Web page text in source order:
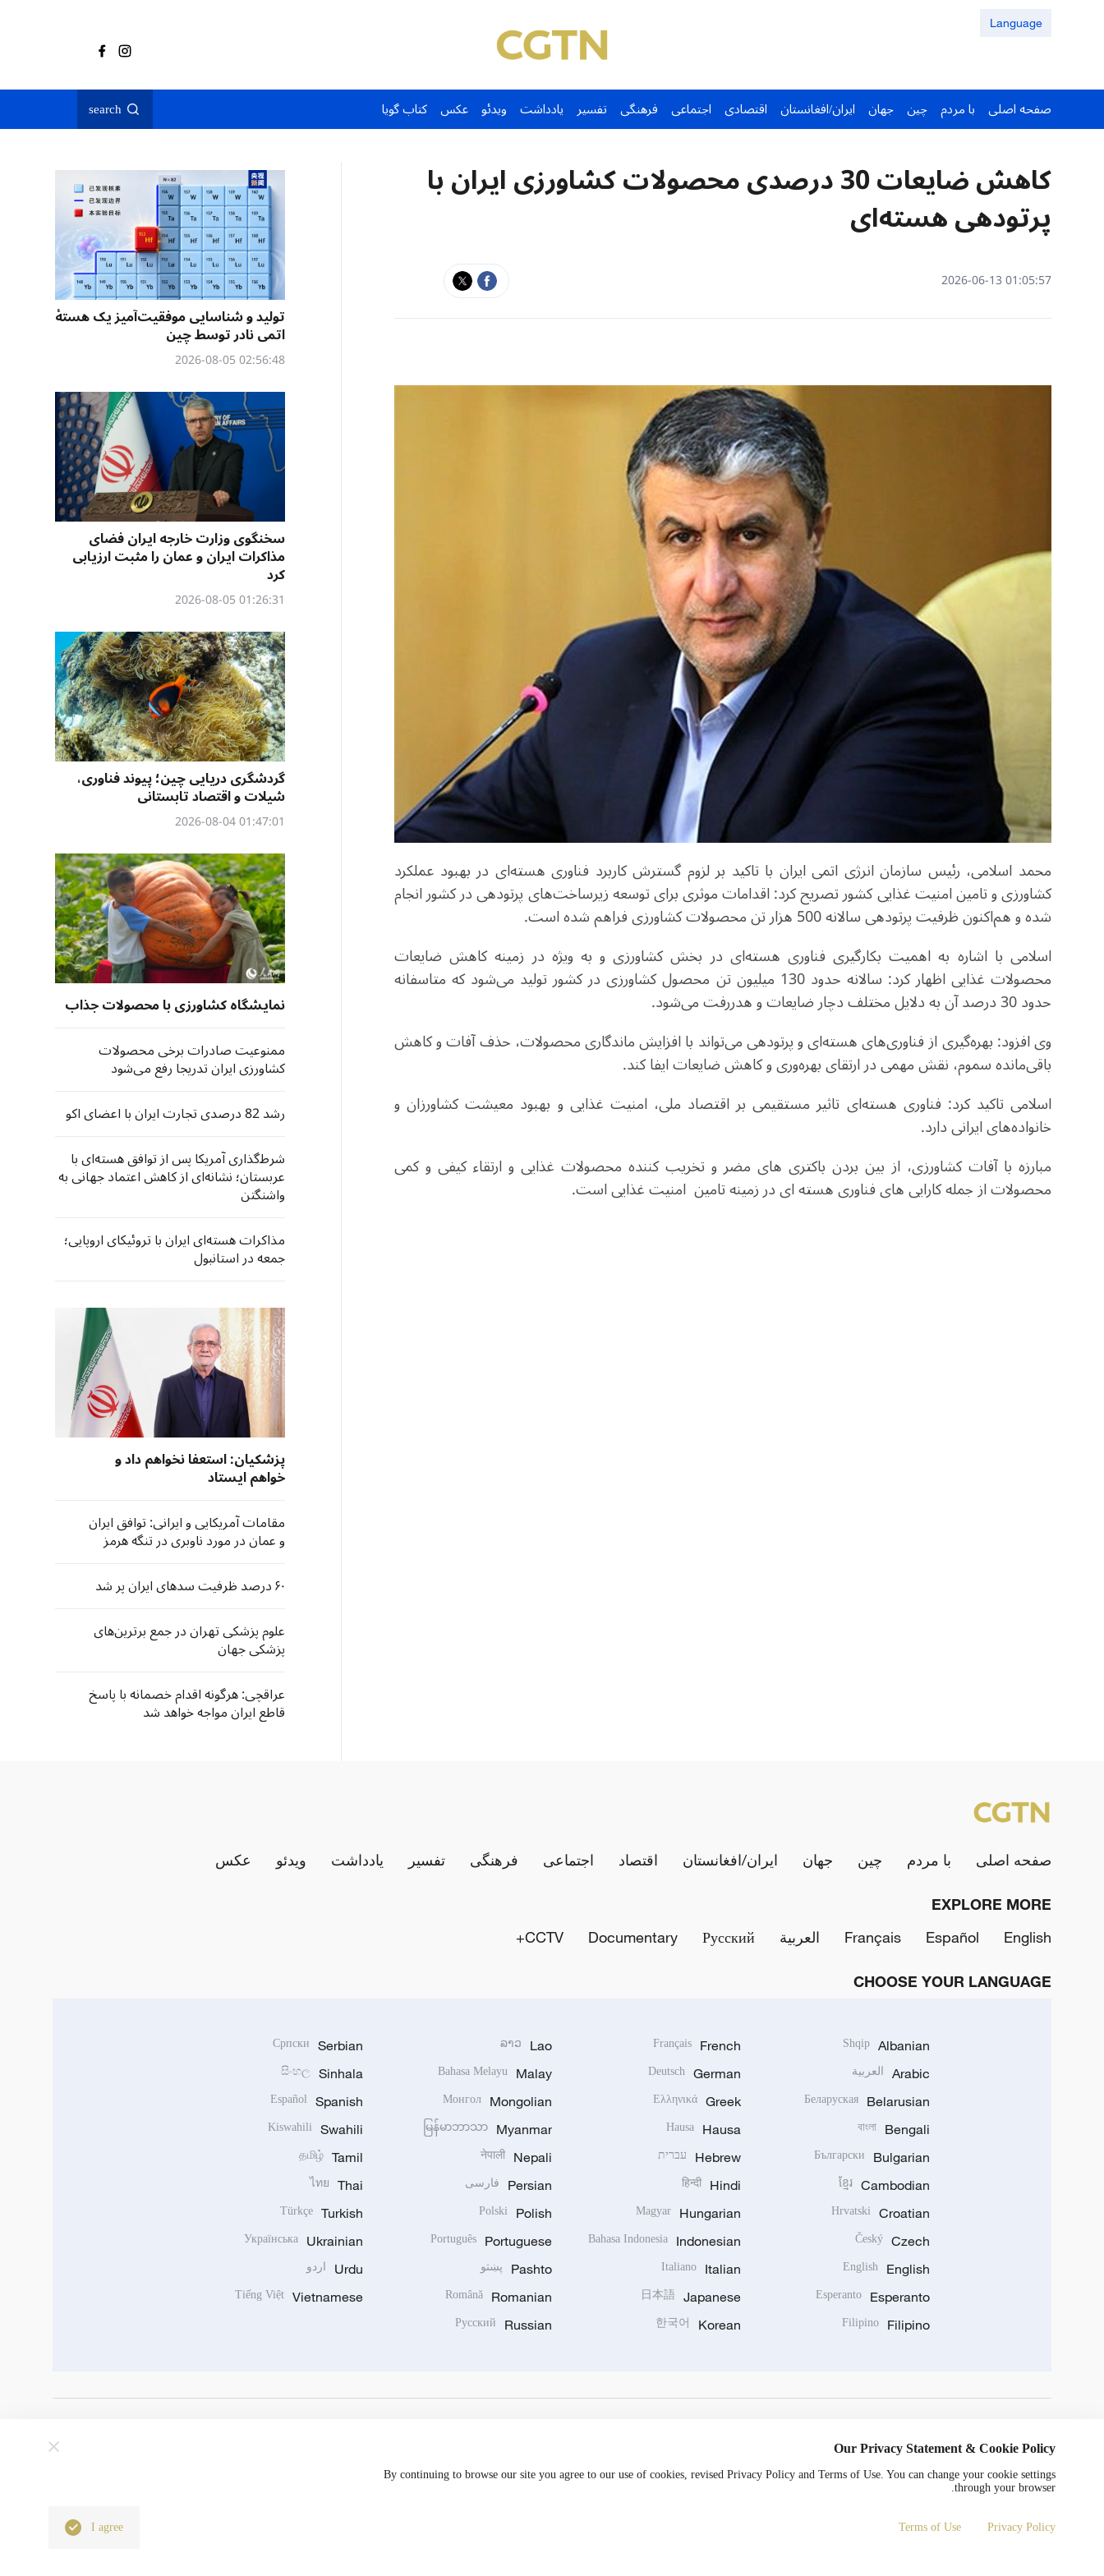
Language
صفحه اصلی با مردم چین جهان ایران/افغانستان اقتصادی اجتماعی فرهنگی تفسیر یادداشت ویدئو عکس کتاب گویا search
کاهش ضایعات 30 درصدی محصولات کشاورزی ایران با
پرتودهی هسته‌ای
01:05:57 2026-06-13
محمد اسلامی، رئیس سازمان انرژی اتمی ایران با تاکید بر لزوم گسترش کاربرد فناوری هسته‌ای در بهبود عملکرد
کشاورزی و تامین امنیت غذایی کشور تصریح کرد: اقدامات موثری برای توسعه زیرساخت‌های پرتودهی در کشور انجام
شده و هم‌اکنون ظرفیت پرتودهی سالانه 500 هزار تن محصولات کشاورزی فراهم شده است.
اسلامی با اشاره به اهمیت بکارگیری فناوری هسته‌ای در بخش کشاورزی و به ویژه در زمینه کاهش ضایعات
محصولات غذایی اظهار کرد: سالانه حدود 130 میلیون تن محصول کشاورزی در کشور تولید می‌شود که متاسفانه
حدود 30 درصد آن به دلایل مختلف دچار ضایعات و هدررفت می‌شود.
وی افزود: بهره‌گیری از فناوری‌های هسته‌ای و پرتودهی می‌تواند با افزایش ماندگاری محصولات، حذف آفات و کاهش
باقی‌مانده سموم، نقش مهمی در ارتقای بهره‌وری و کاهش ضایعات ایفا کند.
اسلامی تاکید کرد: فناوری هسته‌ای تاثیر مستقیمی بر اقتصاد ملی، امنیت غذایی و بهبود معیشت کشاورزان و
خانواده‌های ایرانی دارد.
مبارزه با آفات کشاورزی، از بین بردن باکتری های مضر و تخریب کننده محصولات غذایی و ارتقاء کیفی و کمی
محصولات از جمله کارایی های فناوری هسته ای در زمینه تامین امنیت غذایی است.
تولید و شناسایی موفقیت‌آمیز یک هستهٔ
اتمی نادر توسط چین
02:56:48 2026-08-05
سخنگوی وزارت خارجه ایران فضای
مذاکرات ایران و عمان را مثبت ارزیابی
کرد
01:26:31 2026-08-05
گردشگری دریایی چین؛ پیوند فناوری،
شیلات و اقتصاد تابستانی
01:47:01 2026-08-04
نمایشگاه کشاورزی با محصولات جذاب
ممنوعیت صادرات برخی محصولات
کشاورزی ایران تدریجا رفع می‌شود
رشد 82 درصدی تجارت ایران با اعضای اکو
شرط‌‌گذاری آمریکا پس از توافق هسته‌ای با
عربستان؛ نشانه‌ای از کاهش اعتماد جهانی به
واشنگتن
مذاکرات هسته‌ای ایران با تروئیکای اروپایی؛
جمعه در استانبول
پزشکیان: استعفا نخواهم داد و
خواهم ایستاد
مقامات آمریکایی و ایرانی: توافق ایران
و عمان در مورد ناوبری در تنگه هرمز
نزدیک است
۶۰ درصد ظرفیت سدهای ایران پر شد
علوم پزشکی تهران در جمع برترین‌های
پزشکی جهان
عراقچی: هرگونه اقدام خصمانه با پاسخ
قاطع ایران مواجه خواهد شد
صفحه اصلی با مردم چین جهان ایران/افغانستان اقتصاد اجتماعی فرهنگی تفسیر یادداشت ویدئو عکس
EXPLORE MORE
English
Español
Français العربية Русский
Documentary
CCTV+
CHOOSE YOUR LANGUAGE
Albanian
Shqip
Arabic العربية
Belarusian
Беларуская
Bengali
বাংলা
Bulgarian
Български
Cambodian
ខ្មែរ
Croatian
Hrvatski
Czech
Český
English
English
Esperanto
Esperanto
Filipino
Filipino
French
Français
German
Deutsch
Greek
Ελληνικά
Hausa
Hausa
Hebrew עברית
Hindi
हिन्दी
Hungarian
Magyar
Indonesian
Bahasa Indonesia
Italian
Italiano
Japanese
日本語
Korean
한국어
Lao
ລາວ
Malay
Bahasa Melayu
Mongolian
Монгол
Myanmar
မြန်မာဘာသာ
Nepali
नेपाली
Persian فارسی
Polish
Polski
Portuguese
Português
Pashto پښتو
Romanian
Română
Russian
Русский
Serbian
Српски
Sinhala
සිංහල
Spanish
Español
Swahili
Kiswahili
Tamil
தமிழ்
Thai
ไทย
Turkish
Türkçe
Ukrainian
Українська
Urdu اردو
Vietnamese
Tiếng Việt
Copyright © 2024 CGTN.
京ICP备20000184号
Our Privacy Statement & Cookie Policy
By continuing to browse our site you agree to our use of cookies, revised Privacy Policy and Terms of Use. You can change your cookie settings
through your browser.
Privacy Policy
Terms of Use
I agree